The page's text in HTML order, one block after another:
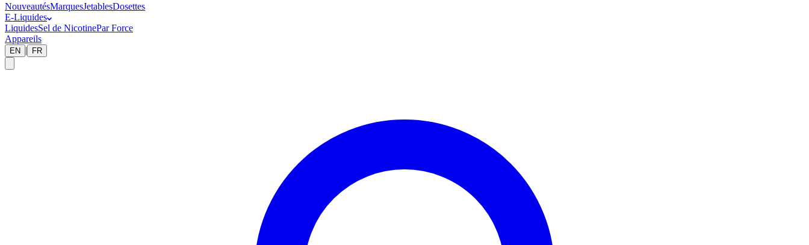
NouveautésMarquesJetablesDosettes
E-Liquides
LiquidesSel de NicotinePar Force
Appareils
EN | FR